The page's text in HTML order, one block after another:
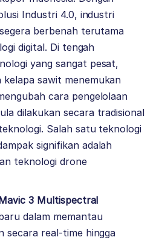
Industri 4.0, industri
berbenah terutama
digital. Di tengah
yang sangat pesat,
sawit menemukan
cara pengelolaan
dilakukan secara tradisional
Salah satu teknologi
signifikan adalah
teknologi drone
3 Multispectral
dalam memantau
secara real-time hingga